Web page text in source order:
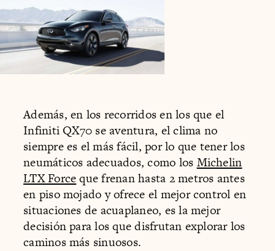
Además, en los recorridos en los que el
Infiniti QX70 se aventura, el clima no
siempre es el más fácil, por lo que tener los
neumáticos adecuados, como los Michelin
LTX Forceque frenan hasta 2 metros antes
en piso mojado y ofrece el mejor control en
situaciones de acuaplaneo, es la mejor
decisión para los que disfrutan explorar los
caminos más sinuosos.